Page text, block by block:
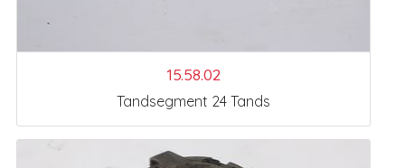
15.58.02
Tandsegment 24 Tands